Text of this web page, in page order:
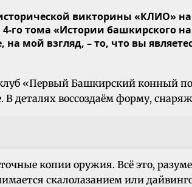
викторины «КЛИО» на
го тома «Истории башкирского
мой взгляд, – то, что вы
«Первый Башкирский конный
деталях воссоздаём форму,
копии оружия. Всё это,
скалолазанием или